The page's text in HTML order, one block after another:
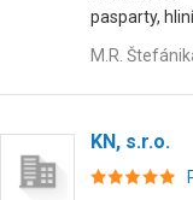
pasparty,
M.R.
KN, s.r.o.